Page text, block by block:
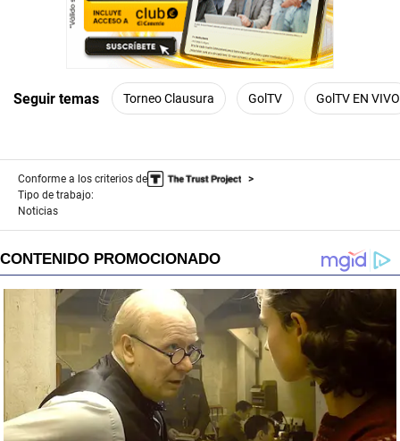
Seguir temas Torneo Clausura GolTV GolTV EN VIVO
Conforme a los criterios de
Tipo de trabajo:
Noticias